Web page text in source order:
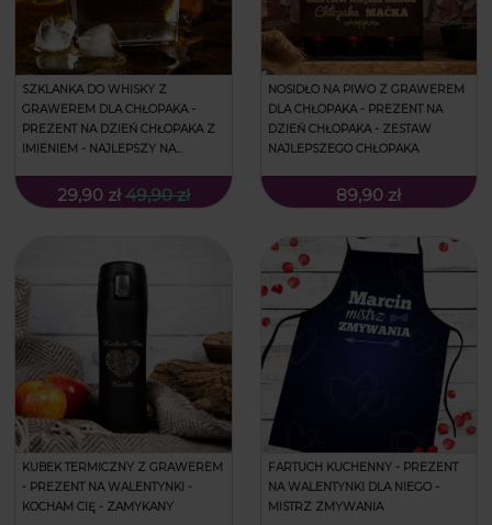
SZKLANKA DO WHISKY Z
GRAWEREM DLA CHŁOPAKA -
PREZENT NA DZIEŃ CHŁOPAKA Z
IMIENIEM - NAJLEPSZY NA
29,90 zł 49,90 zł
NOSIDŁO NA PIWO Z GRAWEREM
DLA CHŁOPAKA - PREZENT NA
DZIEŃ CHŁOPAKA - ZESTAW
NAJLEPSZEGO CHŁOPAKA
89,90 zł
KUBEK TERMICZNY Z GRAWEREM
- PREZENT NA WALENTYNKI -
KOCHAM CIĘ - ZAMYKANY
FARTUCH KUCHENNY - PREZENT
NA WALENTYNKI DLA NIEGO -
MISTRZ ZMYWANIA